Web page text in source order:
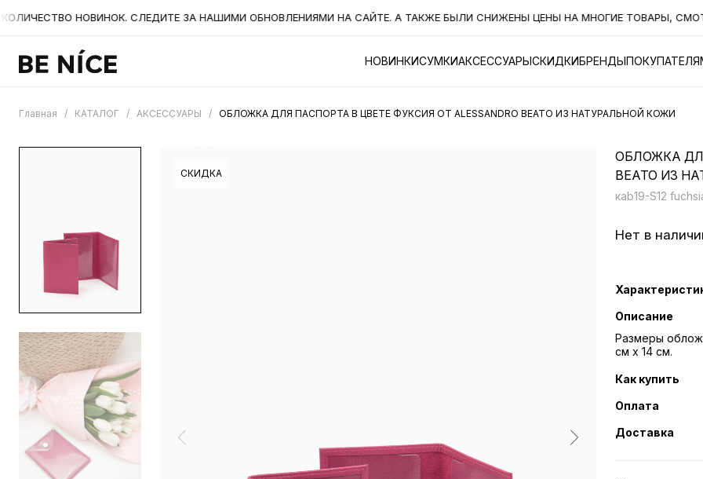
НОВИНОК. СЛЕДИТЕ ЗА НАШИМИ ОБНОВЛЕНИЯМИ НА САЙТЕ. А ТАКЖЕ БЫЛИ СНИЖЕНЫ ЦЕНЫ НА МНОГИЕ ТОВАРЫ,
НОВИНКИСУМКИАКСЕССУАРЫСКИДКИБРЕНДЫ
Главная / КАТАЛОГ / АКСЕССУАРЫ / ОБЛОЖКА ДЛЯ ПАСПОРТА В ЦВЕТЕ ФУКСИЯ ОТ ALESSANDRO BEATO ИЗ НАТУРАЛЬНОЙ КОЖИ
СКИДКА
ОБЛОЖКА
BEATO ИЗ
кab19-S12
Нет в
Описание
Размеры
см х 14 см.
Как купить
Оплата
Доставка